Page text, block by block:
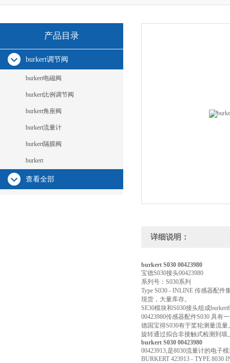
产品目录
burkert调节阀
burkert电磁阀
burkert比例调节阀
burkert角座阀
burkert流量计
burkert隔膜阀
burkert
查看全部
详细说明：
burkert S030 00423980
宝德S030接头00423980
系列号：S030系列
Type S030 - INLINE 传感器配件
现货，大量库存。
SE30模块和S030接头组成
00423980传感器配件S030 具有
德国宝得S030有于桨轮测量流
旋转通过拟合非接触式检测到墙
burkert S030 00423980
00423913,是8030流量计的电子
BURKERT 423913 - TYPE 8030